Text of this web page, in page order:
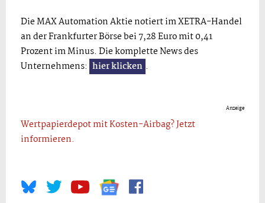
Die MAX Automation Aktie notiert im XETRA-Handel
an der Frankfurter Börse bei 7,28 Euro mit 0,41
Prozent im Minus. Die komplette News des
Unternehmens: hier klicken .
Anzeige
Wertpapierdepot mit Kosten-Airbag? Jetzt
informieren.